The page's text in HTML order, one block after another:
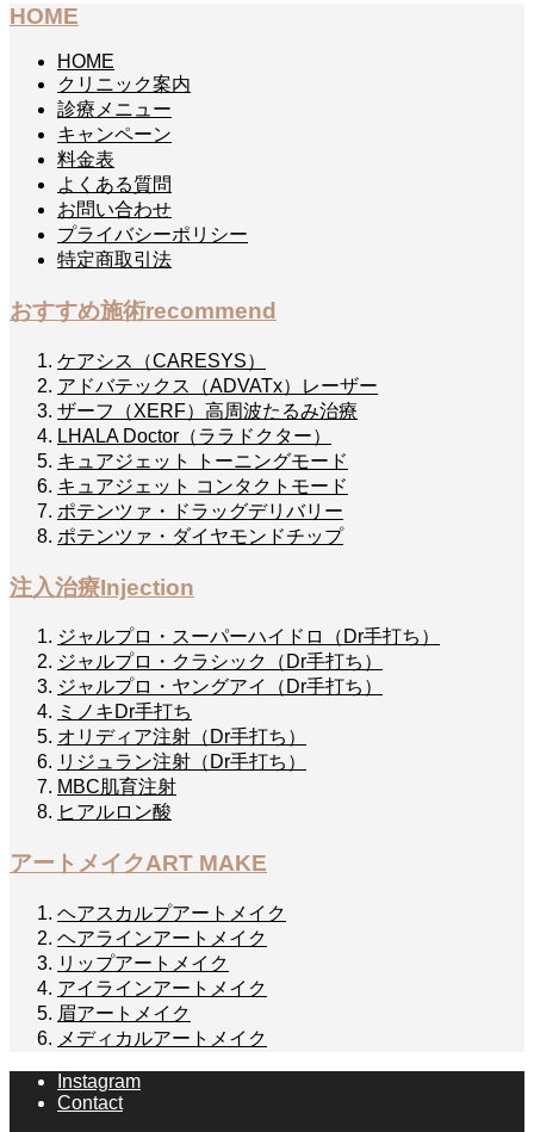
HOME
HOME
クリニック案内
診療メニュー
キャンペーン
料金表
よくある質問
お問い合わせ
プライバシーポリシー
特定商取引法
おすすめ施術recommend
ケアシス（CARESYS）
アドバテックス（ADVATx）レーザー
ザーフ（XERF）高周波たるみ治療
LHALA Doctor（ララドクター）
キュアジェット トーニングモード
キュアジェット コンタクトモード
ポテンツァ・ドラッグデリバリー
ポテンツァ・ダイヤモンドチップ
注入治療Injection
ジャルプロ・スーパーハイドロ（Dr手打ち）
ジャルプロ・クラシック（Dr手打ち）
ジャルプロ・ヤングアイ（Dr手打ち）
ミノキDr手打ち
オリディア注射（Dr手打ち）
リジュラン注射（Dr手打ち）
MBC肌育注射
ヒアルロン酸
アートメイクART MAKE
ヘアスカルプアートメイク
ヘアラインアートメイク
リップアートメイク
アイラインアートメイク
眉アートメイク
メディカルアートメイク
Instagram
Contact